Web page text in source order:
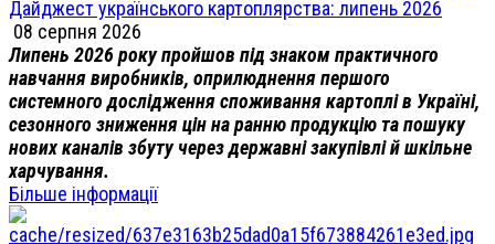
Дайджест українського картоплярства: липень 2026
08 серпня 2026
Липень 2026 року пройшов під знаком практичного
навчання виробників, оприлюднення першого
системного дослідження споживання картоплі в Україні,
сезонного зниження цін на ранню продукцію та пошуку
нових каналів збуту через державні закупівлі й шкільне
харчування.
Більше інформації